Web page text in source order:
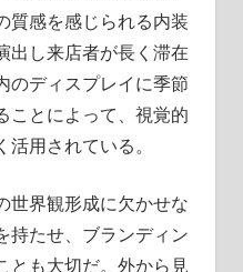
質感を感じられる内装
出し来店者が長く滞在
のディスプレイに季節
ことによって、視覚的
用されている。
世界観形成に欠かせな
持たせ、ブランディン
とも大切だ。外から見